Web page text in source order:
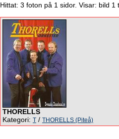
Hittat: 3 foton på 1 sidor. Visar: bild 1
THORELLS
Kategori: T / THORELLS (Piteå)